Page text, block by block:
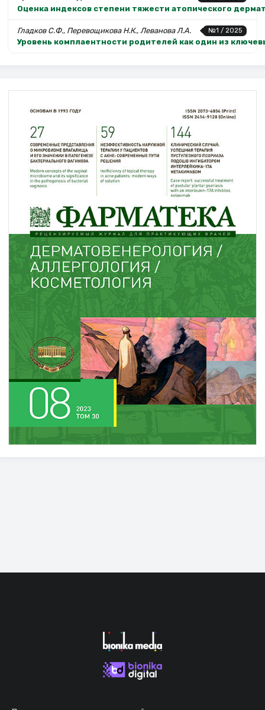
Оценка индексов степени тяжести атопического
№1 / 2025
Гладков С.Ф., Перевощикова Н.К., Леванова Л.А.
Уровень комплаентности родителей как один из